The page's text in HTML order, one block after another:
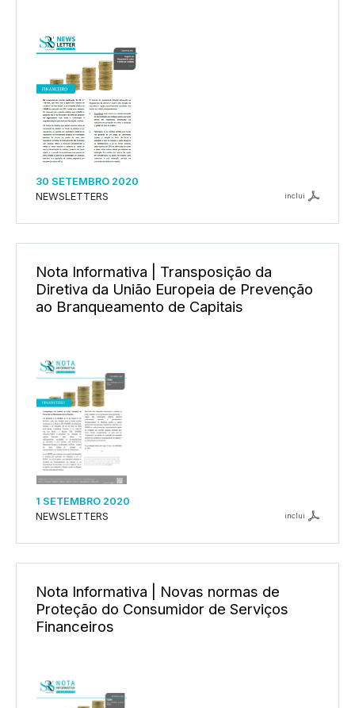
30 SETEMBRO 2020
NEWSLETTERS
inclui
Nota Informativa | Transposição da
Diretiva da União Europeia de Prevenção
ao Branqueamento de Capitais
1 SETEMBRO 2020
NEWSLETTERS
inclui
Nota Informativa | Novas normas de
Proteção do Consumidor de Serviços
Financeiros